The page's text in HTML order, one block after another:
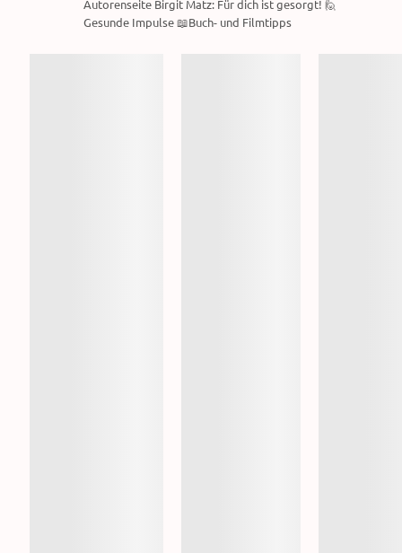
Autorenseite Birgit Matz: Für dich ist gesorgt! 🙋
Gesunde Impulse 📖Buch- und Filmtipps